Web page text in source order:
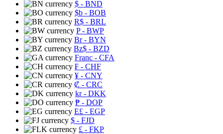
$ - BND
$b - BOB
R$ - BRL
P- BWP
Br- BYN
Bz$ - BZD
Franc - CFA
₣ - CHF
¥ - CNY
₡ - CRC
kr- DKK
₱ - DOP
E£ - EGP
$ - FJD
£ - FKP